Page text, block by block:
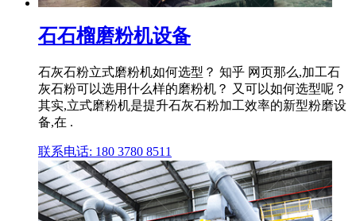
石石榴磨粉机设备
石灰石粉立式磨粉机如何选型？ 知乎 网页那么,加工石
灰石粉可以选用什么样的磨粉机？ 又可以如何选型呢？
其实,立式磨粉机是提升石灰石粉加工效率的新型粉磨设
备,在 .
联系电话: 180 3780 8511